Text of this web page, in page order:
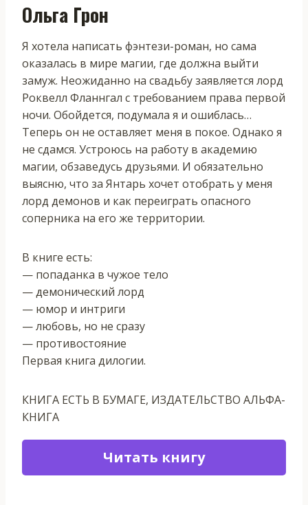
Ольга Грон
Я хотела написать фэнтези-роман, но сама
оказалась в мире магии, где должна выйти
замуж. Неожиданно на свадьбу заявляется лорд
Роквелл Фланнгал с требованием права первой
ночи. Обойдется, подумала я и ошиблась…
Теперь он не оставляет меня в покое. Однако я
не сдамся. Устроюсь на работу в академию
магии, обзаведусь друзьями. И обязательно
выясню, что за Янтарь хочет отобрать у меня
лорд демонов и как переиграть опасного
соперника на его же территории.
В книге есть:
— попаданка в чужое тело
— демонический лорд
— юмор и интриги
— любовь, но не сразу
— противостояние
Первая книга дилогии.
КНИГА ЕСТЬ В БУМАГЕ, ИЗДАТЕЛЬСТВО АЛЬФА-
КНИГА
Читать книгу